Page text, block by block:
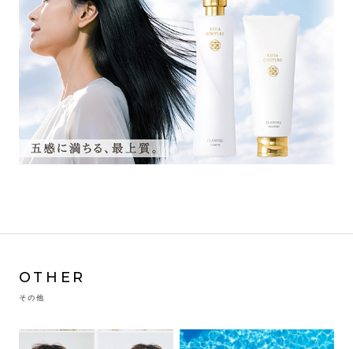
OTHER
その他